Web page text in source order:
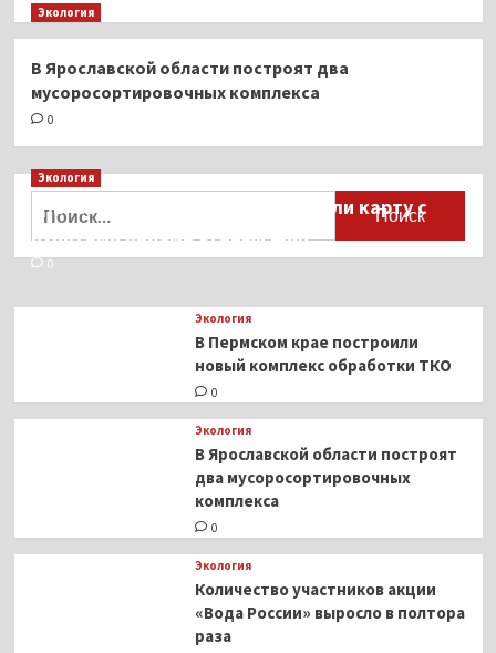
Экология
В Ярославской области построят два
мусоросортировочных комплекса
0
Экология
Для автомобилистов разработали карту с
пунктами приёма старых шин
0
Экология
В Пермском крае построили
новый комплекс обработки ТКО
0
Экология
В Ярославской области построят
два мусоросортировочных
комплекса
0
Экология
Количество участников акции
«Вода России» выросло в полтора
раза